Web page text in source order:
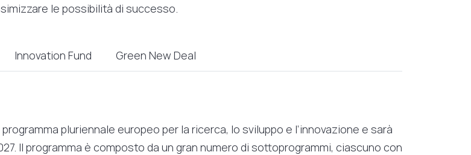
le possibilità di successo.
Innovation Fund Green New Deal
pluriennale europeo per la ricerca, lo sviluppo e l’innovazione e sarà
Il programma è composto da un gran numero di sottoprogrammi, ciascuno con